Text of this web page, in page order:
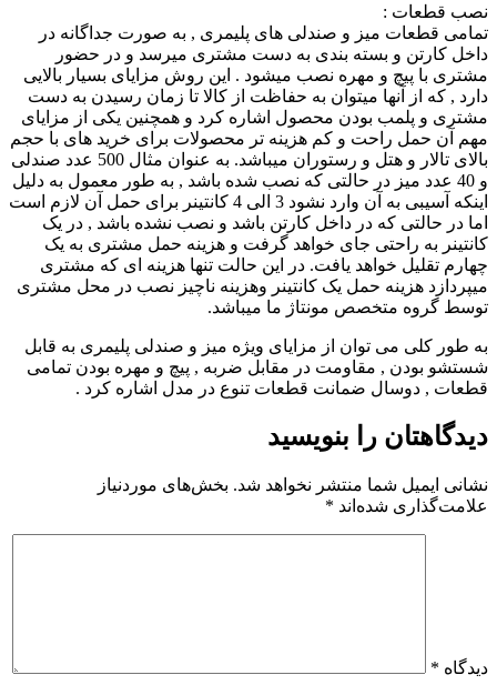
نصب قطعات :
تمامی قطعات میز و صندلی های پلیمری , به صورت جداگانه در
داخل کارتن و بسته بندی به دست مشتری میرسد و در حضور
مشتری با پیچ و مهره نصب میشود . این روش مزایای بسیار بالایی
دارد , که از آنها میتوان به حفاظت از کالا تا زمان رسیدن به دست
مشتری و پلمب بودن محصول اشاره کرد و همچنین یکی از مزایای
مهم آن حمل راحت و کم هزینه تر محصولات برای خرید های با حجم
بالای تالار و هتل و رستوران میباشد. به عنوان مثال 500 عدد صندلی
و 40 عدد میز در حالتی که نصب شده باشد , به طور معمول به دلیل
اینکه آسیبی به آن وارد نشود 3 الی 4 کانتینر برای حمل آن لازم است
اما در حالتی که در داخل کارتن باشد و نصب نشده باشد , در یک
کانتینر به راحتی جای خواهد گرفت و هزینه حمل مشتری به یک
چهارم تقلیل خواهد یافت. در این حالت تنها هزینه ای که مشتری
میپردازد هزینه حمل یک کانتینر وهزینه ناچیز نصب در محل مشتری
توسط گروه متخصص مونتاژ ما میباشد.
به طور کلی می توان از مزایای ویژه میز و صندلی پلیمری به قابل
شستشو بودن , مقاومت در مقابل ضربه , پیچ و مهره بودن تمامی
قطعات , دوسال ضمانت قطعات تنوع در مدل اشاره کرد .
دیدگاهتان را بنویسید
نشانی ایمیل شما منتشر نخواهد شد. بخش‌های موردنیاز
علامت‌گذاری شده‌اند *
دیدگاه *